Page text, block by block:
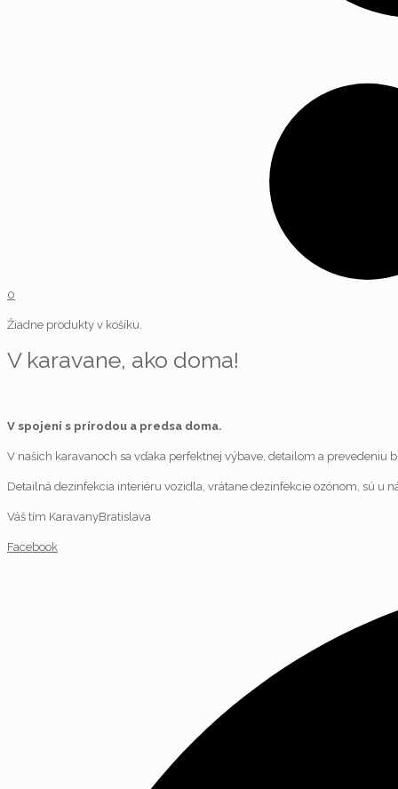
0
Žiadne produkty v košíku.
V karavane, ako doma!
V spojení s prírodou a predsa doma.
V našich karavanoch sa vďaka perfektnej výbave, detailom a prevedeniu
Detailná dezinfekcia interiéru vozidla, vrátane dezinfekcie ozónom, sú u
Váš tím KaravanyBratislava
Facebook